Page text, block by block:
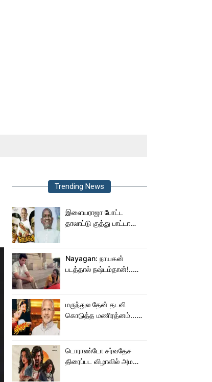
Trending News
இளையராஜா போட்ட
தாலாட்டு குத்து பாட்டா
Nayagan: நாயகன்
படத்தால் நஷ்டம்தான்!..
மகள் பேட்டி..
மருந்துல தேன் தடவி
கொடுத்த மணிரத்னம்...
டொராண்டோ சர்வதேச
திரைப்பட விழாவில் அமலா